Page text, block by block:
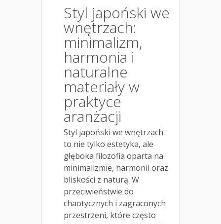
Styl japoński we
wnętrzach:
minimalizm,
harmonia i
naturalne
materiały w
praktyce
aranżacji
Styl japoński we wnętrzach
to nie tylko estetyka, ale
głęboka filozofia oparta na
minimalizmie, harmonii oraz
bliskości z naturą. W
przeciwieństwie do
chaotycznych i zagraconych
przestrzeni, które często